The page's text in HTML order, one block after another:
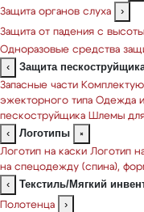
Защита органов слуха
›
Защита от падения с высоты
Одноразовые средства
‹
Защита
Запасные части
эжекторного типа Одежда и
пескоструйщика Шлемы
‹
Логотипы
×
Логотип на каски Логотип
на спецодежду (спина),
‹
Текстиль/Мягкий
Полотенца
›